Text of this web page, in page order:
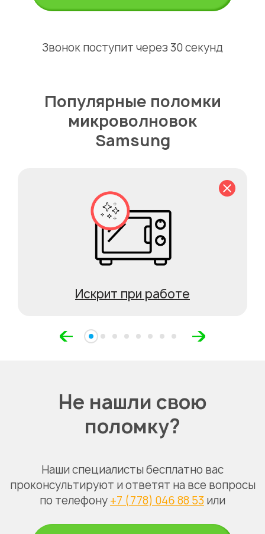
Звонок поступит через 30 секунд
Популярные поломки
микроволновок
Samsung
Искрит при работе
Не нашли свою
поломку?
Наши специалисты бесплатно вас
проконсультируют и ответят на все вопросы
по телефону +7 (778) 046 88 53 или